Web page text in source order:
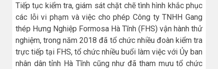
Tiếp tục kiểm tra, giám sát chặt chẽ tình hình khắc phục
các lỗi vi phạm và việc cho phép Công ty TNHH Gang
thép Hưng Nghiệp Formosa Hà Tĩnh (FHS) vận hành thử
nghiệm, trong năm 2018 đã tổ chức nhiều đoàn kiểm tra
trực tiếp tại FHS, tổ chức nhiều buổi làm việc với Ủy ban
nhân dân tỉnh Hà Tĩnh cũng như đã tham mưu tổ chức